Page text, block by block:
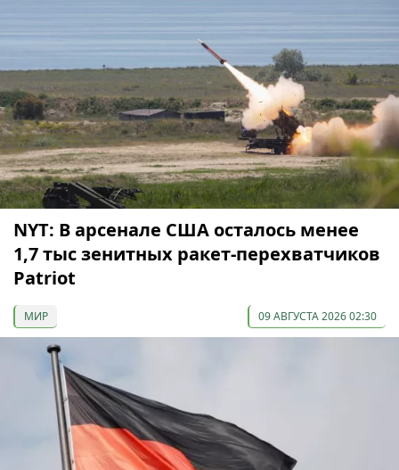
NYT: В арсенале США осталось менее
1,7 тыс зенитных ракет-перехватчиков
Patriot
МИР 09 АВГУСТА 2026 02:30